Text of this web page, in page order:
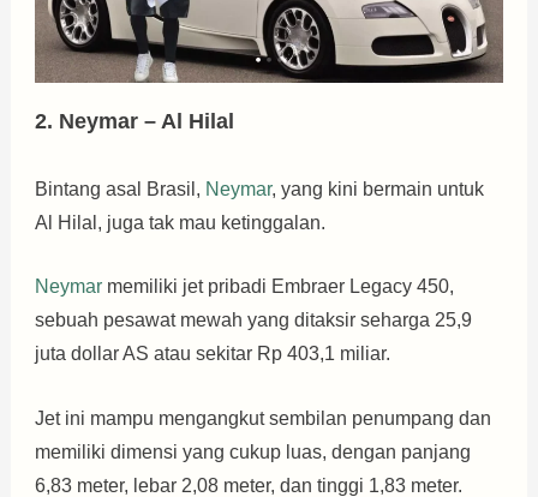
2. Neymar – Al Hilal
Bintang asal Brasil, Neymar, yang kini bermain untuk
Al Hilal, juga tak mau ketinggalan.
Neymar memiliki jet pribadi Embraer Legacy 450,
sebuah pesawat mewah yang ditaksir seharga 25,9
juta dollar AS atau sekitar Rp 403,1 miliar.
Jet ini mampu mengangkut sembilan penumpang dan
memiliki dimensi yang cukup luas, dengan panjang
6,83 meter, lebar 2,08 meter, dan tinggi 1,83 meter.